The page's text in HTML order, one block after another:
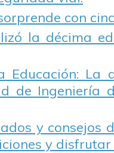
con
la décima
Educación: La
de Ingeniería
y consejos
y disfrutar